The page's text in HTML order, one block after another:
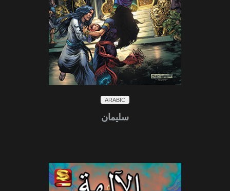
ARABIC
سليمان